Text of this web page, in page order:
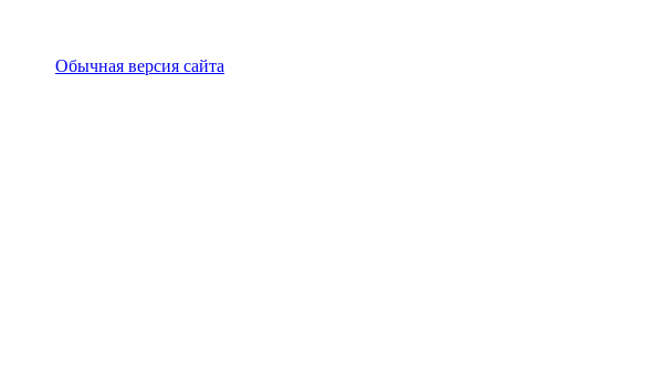
Обычная версия сайта